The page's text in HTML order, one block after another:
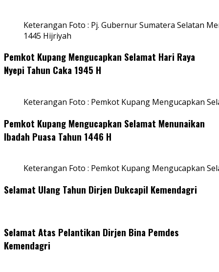
Keterangan Foto : Pj. Gubernur Sumatera Selatan
1445 Hijriyah
Pemkot Kupang Mengucapkan Selamat Hari Raya
Nyepi Tahun Caka 1945 H
Keterangan Foto : Pemkot Kupang Mengucapkan
Pemkot Kupang Mengucapkan Selamat Menunaikan
Ibadah Puasa Tahun 1446 H
Keterangan Foto : Pemkot Kupang Mengucapkan
Selamat Ulang Tahun Dirjen Dukcapil Kemendagri
Selamat Atas Pelantikan Dirjen Bina Pemdes
Kemendagri